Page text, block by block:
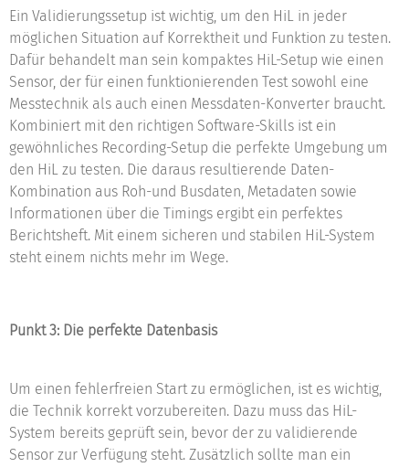
Ein Validierungssetup ist wichtig, um den HiL in jeder
möglichen Situation auf Korrektheit und Funktion zu testen.
Dafür behandelt man sein kompaktes HiL-Setup wie einen
Sensor, der für einen funktionierenden Test sowohl eine
Messtechnik als auch einen Messdaten-Konverter braucht.
Kombiniert mit den richtigen Software-Skills ist ein
gewöhnliches Recording-Setup die perfekte Umgebung um
den HiL zu testen. Die daraus resultierende Daten-
Kombination aus Roh-und Busdaten, Metadaten sowie
Informationen über die Timings ergibt ein perfektes
Berichtsheft. Mit einem sicheren und stabilen HiL-System
steht einem nichts mehr im Wege.
Punkt 3: Die perfekte Datenbasis
Um einen fehlerfreien Start zu ermöglichen, ist es wichtig,
die Technik korrekt vorzubereiten. Dazu muss das HiL-
System bereits geprüft sein, bevor der zu validierende
Sensor zur Verfügung steht. Zusätzlich sollte man ein